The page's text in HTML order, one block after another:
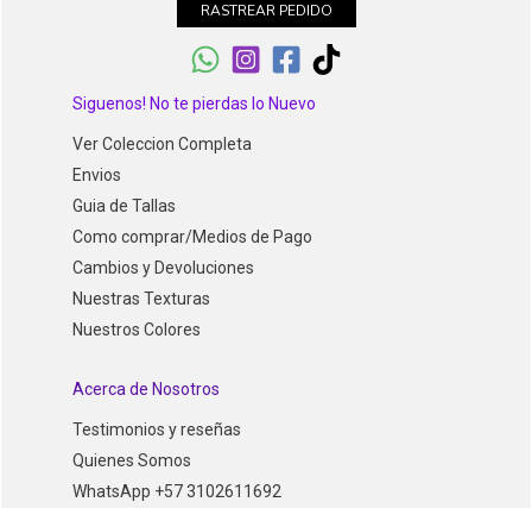
RASTREAR PEDIDO
Siguenos! No te pierdas lo Nuevo
Ver Coleccion Completa
Envios
Guia de Tallas
Como comprar/Medios de Pago
Cambios y Devoluciones
Nuestras Texturas
Nuestros Colores
Acerca de Nosotros
Testimonios y reseñas
Quienes Somos
WhatsApp +57 3102611692